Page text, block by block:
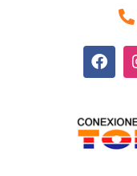
F
a
b
o
o